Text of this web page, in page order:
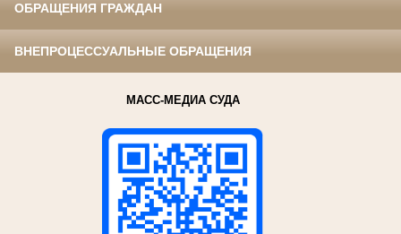
ОБРАЩЕНИЯ ГРАЖДАН
ВНЕПРОЦЕССУАЛЬНЫЕ ОБРАЩЕНИЯ
МАСС-МЕДИА СУДА